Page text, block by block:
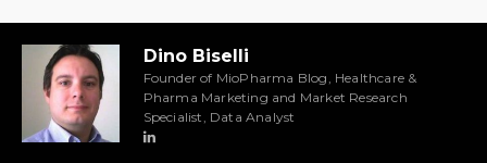
Dino Biselli
Founder of MioPharma Blog, Healthcare &
Pharma Marketing and Market Research
Specialist, Data Analyst